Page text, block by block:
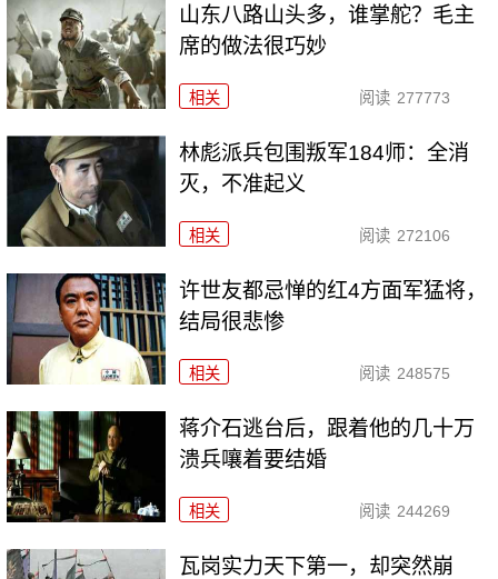
山东八路山头多，谁掌舵？毛主
席的做法很巧妙
相关 阅读 277773
林彪派兵包围叛军184师：全消
灭，不准起义
相关 阅读 272106
许世友都忌惮的红4方面军猛将，
结局很悲惨
相关 阅读 248575
蒋介石逃台后，跟着他的几十万
溃兵嚷着要结婚
相关 阅读 244269
瓦岗实力天下第一，却突然崩